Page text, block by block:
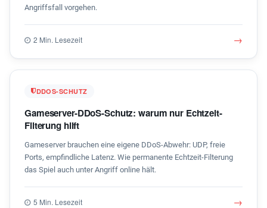
Angriffsfall vorgehen.
2 Min. Lesezeit →
DDOS-SCHUTZ
Gameserver-DDoS-Schutz: warum nur Echtzeit-
Filterung hilft
Gameserver brauchen eine eigene DDoS-Abwehr: UDP, freie
Ports, empfindliche Latenz. Wie permanente Echtzeit-Filterung
das Spiel auch unter Angriff online hält.
5 Min. Lesezeit →